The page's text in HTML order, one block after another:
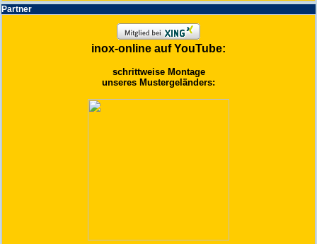
Partner
inox-online auf YouTube:
schrittweise Montage
unseres Mustergeländers: